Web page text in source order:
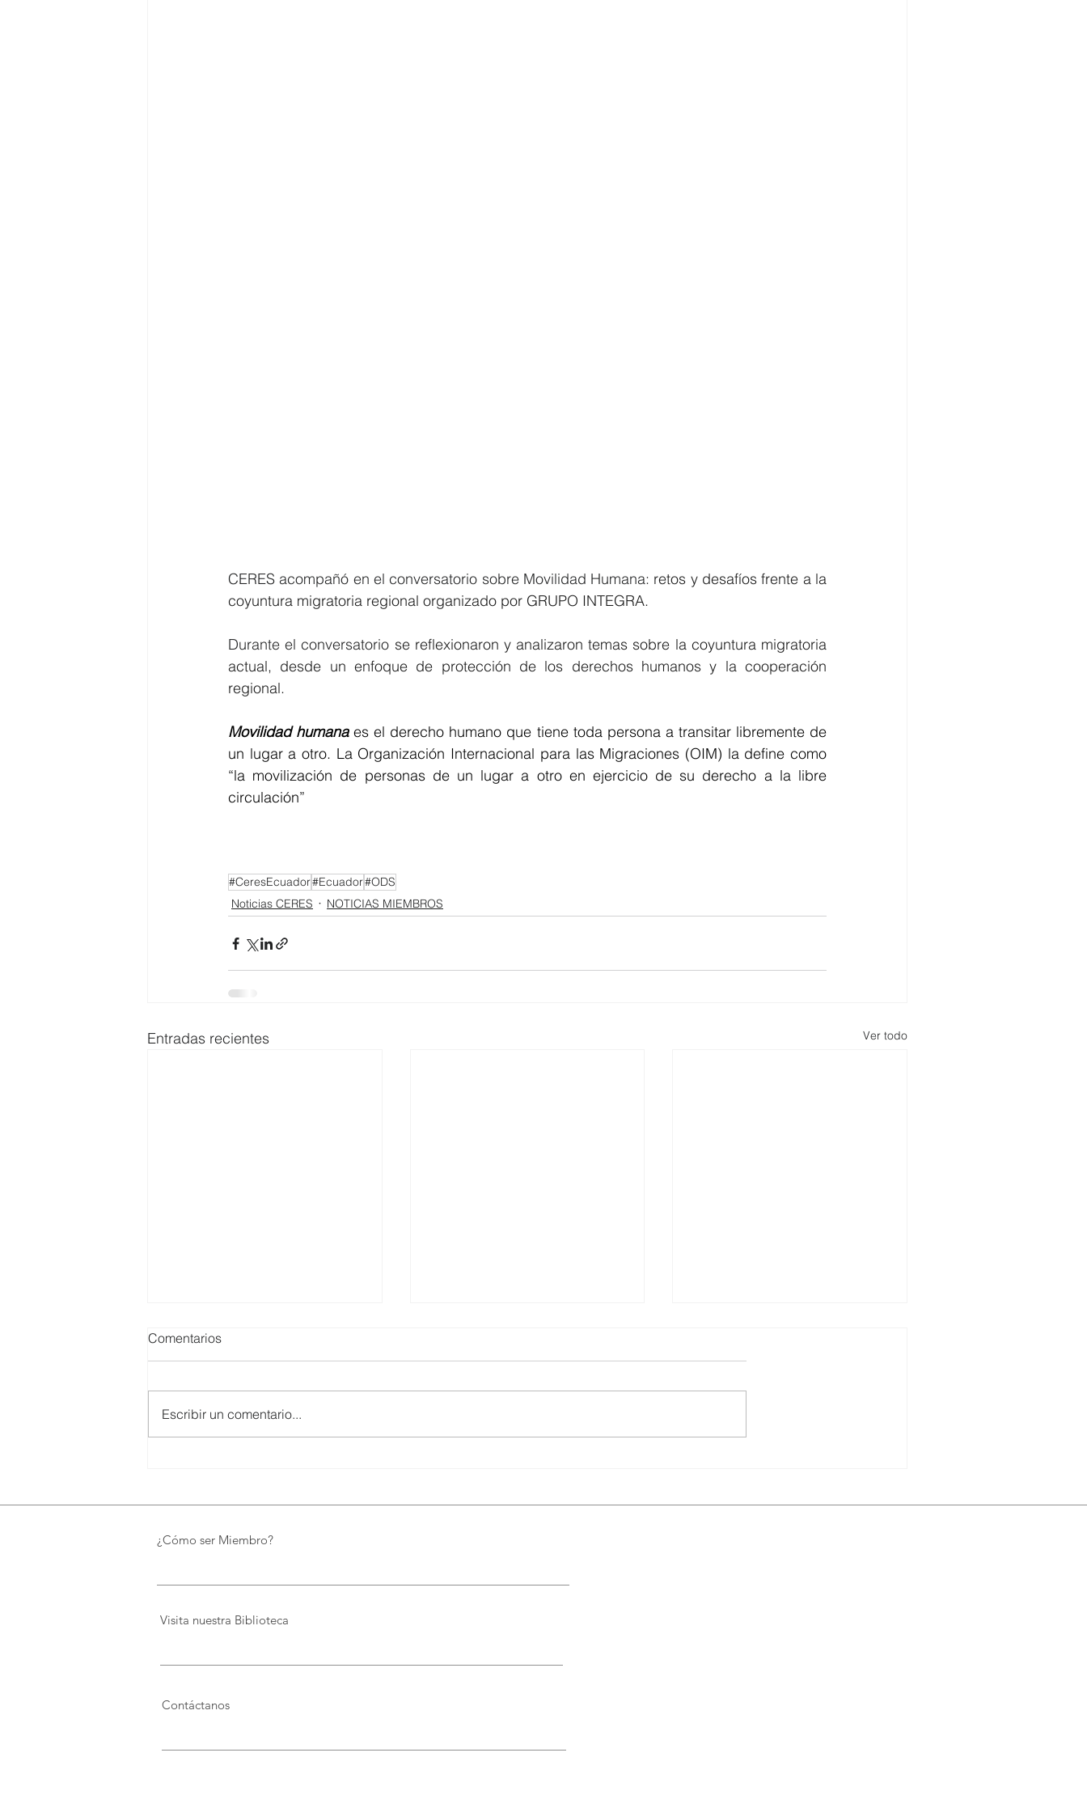
CERES acompañó en el conversatorio sobre Movilidad Humana: retos y desafíos frente a la
coyuntura migratoria regional organizado por GRUPO INTEGRA.
Durante el conversatorio se reflexionaron y analizaron temas sobre la coyuntura migratoria
actual, desde un enfoque de protección de los derechos humanos y la cooperación
regional.
Movilidad humana es el derecho humano que tiene toda persona a transitar libremente de
un lugar a otro. La Organización Internacional para las Migraciones (OIM) la define como
“la movilización de personas de un lugar a otro en ejercicio de su derecho a la libre
circulación”
#CeresEcuador#Ecuador#ODS
Noticias CERES
NOTICIAS MIEMBROS
Entradas recientes Ver todo
Comentarios
Escribir un comentario...
¿Cómo ser Miembro?
Visita nuestra Biblioteca
Contáctanos